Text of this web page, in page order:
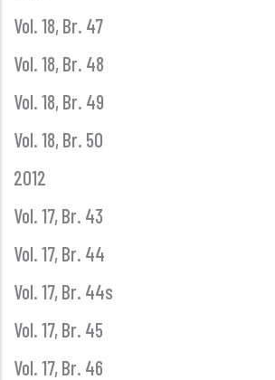
Vol. 18, Br. 47
Vol. 18, Br. 48
Vol. 18, Br. 49
Vol. 18, Br. 50
2012
Vol. 17, Br. 43
Vol. 17, Br. 44
Vol. 17, Br. 44s
Vol. 17, Br. 45
Vol. 17, Br. 46